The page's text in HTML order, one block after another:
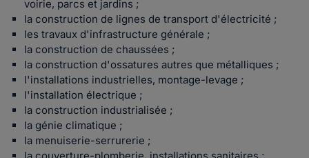
voirie, parcs et jardins ;
la construction de lignes de transport d'électricité ;
les travaux d'infrastructure générale ;
la construction de chaussées ;
la construction d'ossatures autres que métalliques ;
l'installations industrielles, montage-levage ;
l'installation électrique ;
la construction industrialisée ;
la génie climatique ;
la menuiserie-serrurerie ;